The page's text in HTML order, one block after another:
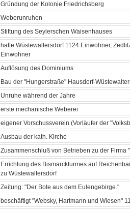
Gründung der Kolonie Friedrichsberg
Weberunruhen
Stiftung des Seylerschen Waisenhauses
hatte Wüstewaltersdorf 1124 Einwohner,
Einwohner
Auflösung des Dominiums
Bau der "Hungerstraße" Hausdorf-
Unruhe während der Jahre
erste mechanische Weberei
eigener Vorschussverein (Vorläufer der
Ausbau der kath. Kirche
Zusammenschluß von Betrieben zu der Firma
Errichtung des Bismarckturmes auf
zu Wüstewaltersdorf
Zeitung: "Der Bote aus dem Eulengebirge."
beschäftigt "Websky, Hartmann und Wiesen"